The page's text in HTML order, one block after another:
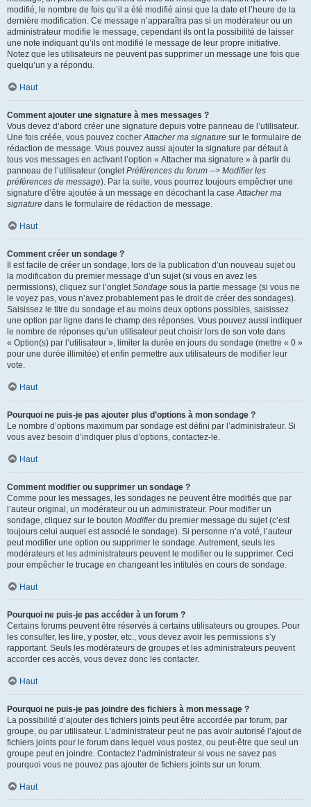
modifié, le nombre de fois qu’il a été modifié ainsi que la date et l’heure de la
dernière modification. Ce message n’apparaîtra pas si un modérateur ou un
administrateur modifie le message, cependant ils ont la possibilité de laisser
une note indiquant qu’ils ont modifié le message de leur propre initiative.
Notez que les utilisateurs ne peuvent pas supprimer un message une fois que
quelqu’un y a répondu.
Haut
Comment ajouter une signature à mes messages ?
Vous devez d’abord créer une signature depuis votre panneau de l’utilisateur.
Une fois créée, vous pouvez cocherAttacher ma signature sur le formulaire de
rédaction de message. Vous pouvez aussi ajouter la signature par défaut à
tous vos messages en activant l’option « Attacher ma signature » à partir du
panneau de l’utilisateur (ongletPréférences du forum --> Modifier les
préférences de message). Par la suite, vous pourrez toujours empêcher une
signature d’être ajoutée à un message en décochant la caseAttacher ma
signature dans le formulaire de rédaction de message.
Haut
Comment créer un sondage ?
Il est facile de créer un sondage, lors de la publication d’un nouveau sujet ou
la modification du premier message d’un sujet (si vous en avez les
permissions), cliquez sur l’ongletSondage sous la partie message (si vous ne
le voyez pas, vous n’avez probablement pas le droit de créer des sondages).
Saisissez le titre du sondage et au moins deux options possibles, saisissez
une option par ligne dans le champ des réponses. Vous pouvez aussi indiquer
le nombre de réponses qu’un utilisateur peut choisir lors de son vote dans
« Option(s) par l’utilisateur », limiter la durée en jours du sondage (mettre « 0 »
pour une durée illimitée) et enfin permettre aux utilisateurs de modifier leur
vote.
Haut
Pourquoi ne puis-je pas ajouter plus d’options à mon sondage ?
Le nombre d’options maximum par sondage est défini par l’administrateur. Si
vous avez besoin d’indiquer plus d’options, contactez-le.
Haut
Comment modifier ou supprimer un sondage ?
Comme pour les messages, les sondages ne peuvent être modifiés que par
l’auteur original, un modérateur ou un administrateur. Pour modifier un
sondage, cliquez sur le bouton Modifierdu premier message du sujet (c’est
toujours celui auquel est associé le sondage). Si personne n’a voté, l’auteur
peut modifier une option ou supprimer le sondage. Autrement, seuls les
modérateurs et les administrateurs peuvent le modifier ou le supprimer. Ceci
pour empêcher le trucage en changeant les intitulés en cours de sondage.
Haut
Pourquoi ne puis-je pas accéder à un forum ?
Certains forums peuvent être réservés à certains utilisateurs ou groupes. Pour
les consulter, les lire, y poster, etc., vous devez avoir les permissions s’y
rapportant. Seuls les modérateurs de groupes et les administrateurs peuvent
accorder ces accès, vous devez donc les contacter.
Haut
Pourquoi ne puis-je pas joindre des fichiers à mon message ?
La possibilité d’ajouter des fichiers joints peut être accordée par forum, par
groupe, ou par utilisateur. L’administrateur peut ne pas avoir autorisé l’ajout de
fichiers joints pour le forum dans lequel vous postez, ou peut-être que seul un
groupe peut en joindre. Contactez l’administrateur si vous ne savez pas
pourquoi vous ne pouvez pas ajouter de fichiers joints sur un forum.
Haut